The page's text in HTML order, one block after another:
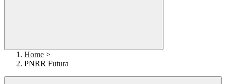
Home >
PNRR Futura